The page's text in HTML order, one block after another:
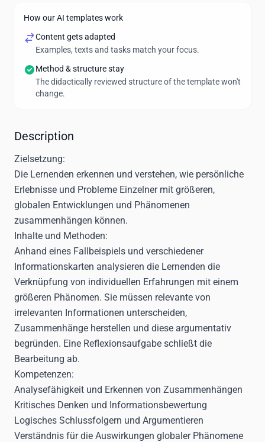
How our AI templates work
Content gets adapted
Examples, texts and tasks match your focus.
Method & structure stay
The didactically reviewed structure of the template won't
change.
Description
Zielsetzung:
Die Lernenden erkennen und verstehen, wie persönliche
Erlebnisse und Probleme Einzelner mit größeren,
globalen Entwicklungen und Phänomenen
zusammenhängen können.
Inhalte und Methoden:
Anhand eines Fallbeispiels und verschiedener
Informationskarten analysieren die Lernenden die
Verknüpfung von individuellen Erfahrungen mit einem
größeren Phänomen. Sie müssen relevante von
irrelevanten Informationen unterscheiden,
Zusammenhänge herstellen und diese argumentativ
begründen. Eine Reflexionsaufgabe schließt die
Bearbeitung ab.
Kompetenzen:
Analysefähigkeit und Erkennen von Zusammenhängen
Kritisches Denken und Informationsbewertung
Logisches Schlussfolgern und Argumentieren
Verständnis für die Auswirkungen globaler Phänomene